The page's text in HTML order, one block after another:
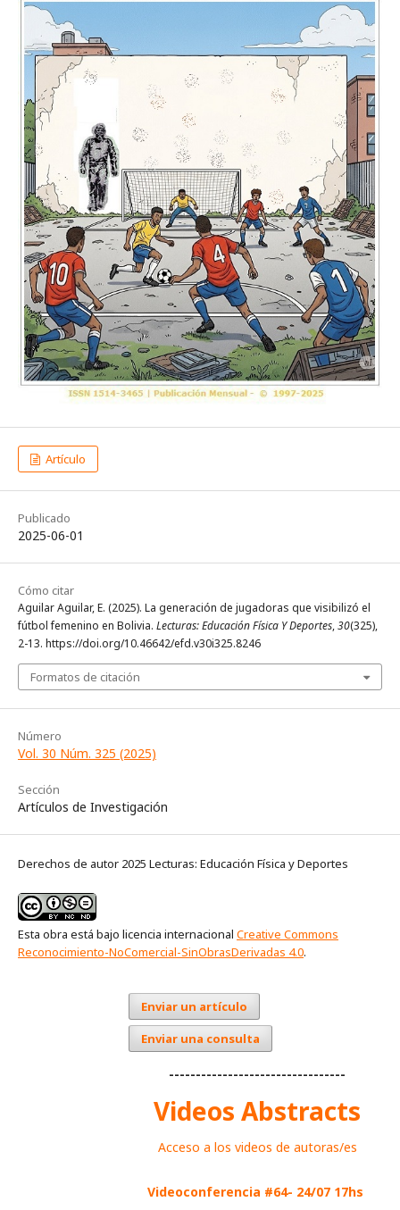
Artículo
Publicado
2025-06-01
Cómo citar
Aguilar Aguilar, E. (2025). La generación de jugadoras que visibilizó el
fútbol femenino en Bolivia. Lecturas: Educación Física Y Deportes,30(325),
2-13. https://doi.org/10.46642/efd.v30i325.8246
Formatos de citación
Número
Vol. 30 Núm. 325 (2025)
Sección
Artículos de Investigación
Derechos de autor 2025 Lecturas: Educación Física y Deportes
Esta obra está bajo licencia internacional Creative Commons
Reconocimiento-NoComercial-SinObrasDerivadas 4.0.
Enviar un artículo
Enviar una consulta
---------------------------------
Videos Abstracts
Acceso a los videos de autoras/es
Videoconferencia #64- 24/07 17hs